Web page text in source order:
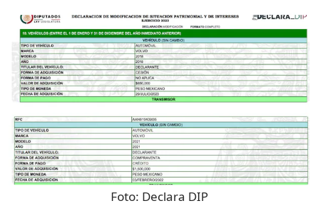
Foto: Declara DIP